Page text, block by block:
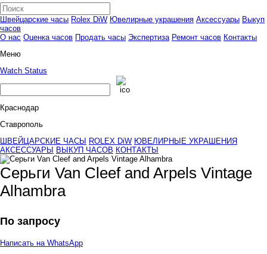
Швейцарские часы Rolex DiW Ювелирные украшения Аксессуары Выкуп
часов
О нас Оценка часов Продать часы Экспертиза Ремонт часов Контакты
Меню
Watch Status
Краснодар
Ставрополь
ШВЕЙЦАРСКИЕ ЧАСЫ
ROLEX DiW ЮВЕЛИРНЫЕ УКРАШЕНИЯ
АКСЕССУАРЫ
ВЫКУП ЧАСОВ КОНТАКТЫ
Серьги Van Cleef and Arpels Vintage
Alhambra
По запросу
Написать на WhatsApp